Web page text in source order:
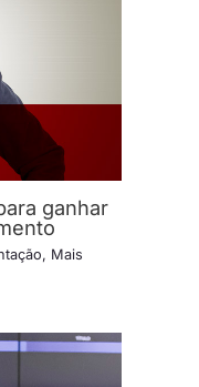
ganhar
, Mais